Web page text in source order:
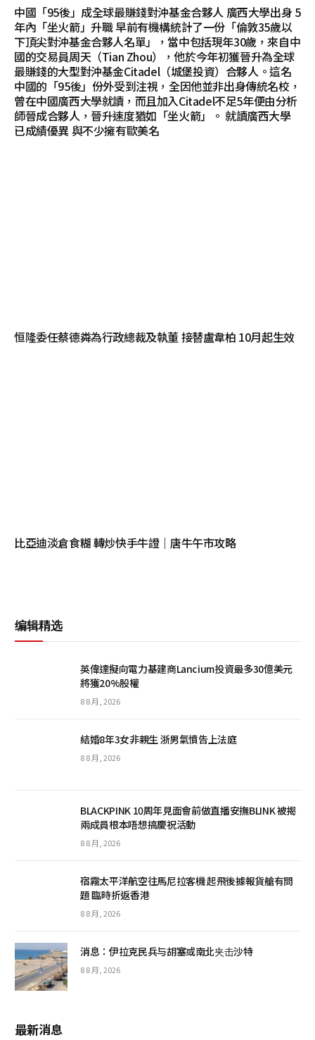
中國「95後」成全球最賺錢對沖基金合夥人 廣西大學出身 5
年內「坐火箭」升職 早前有機構統計了一份「倫敦35歲以
下頂尖對沖基金合夥人名單」，當中包括現年30歲，來自中
國的交易員周天（Tian Zhou），他於今年初獲晉升為全球
最賺錢的大型對沖基金Citadel（城堡投資）合夥人。這名
中國的「95後」份外受到注視，全因他並非出身傳統名校，
曾在中國廣西大學就讀，而且加入Citadel不足5年便由分析
師晉成合夥人，晉升速度猶如「坐火箭」。 就讀廣西大學
已成績優異 與不少擁有歐美名
恒隆委任蔡德粦為行政總裁及執董 接替盧韋柏 10月起生效
比亞迪淡倉食糊 轉炒快手牛證｜唐牛午市攻略
编辑精选
英偉達擬向電力基建商Lancium投資最多30億美元
將獲20%股權
8 8 月, 2026
結婚8年3女非親生 浙男氣憤告上法庭
8 8 月, 2026
BLACKPINK 10周年見面會前做直播安撫BLINK 被揭
兩成員根本唔想搞慶祝活動
8 8 月, 2026
宿霧太平洋航空往馬尼拉客機 起飛後據報貨艙有問
題 臨時折返香港
8 8 月, 2026
消息：伊拉克民兵与胡塞或南北夹击沙特
8 8 月, 2026
最新消息